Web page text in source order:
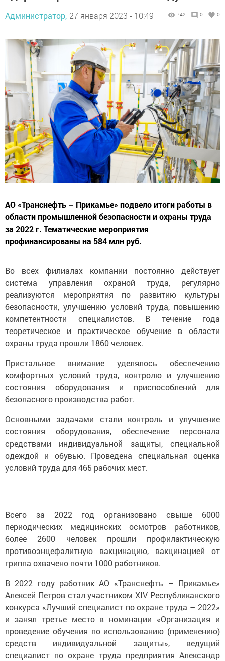
Администратор, 27 января 2023 - 10:49 742 0 0
АО «Транснефть – Прикамье» подвело итоги работы в
области промышленной безопасности и охраны труда
за 2022 г. Тематические мероприятия
профинансированы на 584 млн руб.
Во всех филиалах компании постоянно действует
система управления охраной труда, регулярно
реализуются мероприятия по развитию культуры
безопасности, улучшению условий труда, повышению
компетентности специалистов. В течение года
теоретическое и практическое обучение в области
охраны труда прошли 1860 человек.
Пристальное внимание уделялось обеспечению
комфортных условий труда, контролю и улучшению
состояния оборудования и приспособлений для
безопасного производства работ.
Основными задачами стали контроль и улучшение
состояния оборудования, обеспечение персонала
средствами индивидуальной защиты, специальной
одеждой и обувью. Проведена специальная оценка
условий труда для 465 рабочих мест.
Всего за 2022 год организовано свыше 6000
периодических медицинских осмотров работников,
более 2600 человек прошли профилактическую
противоэнцефалитную вакцинацию, вакцинацией от
гриппа охвачено почти 1000 работников.
В 2022 году работник АО «Транснефть – Прикамье»
Алексей Петров стал участником XIV Республиканского
конкурса «Лучший специалист по охране труда – 2022»
и занял третье место в номинации «Организация и
проведение обучения по использованию (применению)
средств индивидуальной защиты», ведущий
специалист по охране труда предприятия Александр